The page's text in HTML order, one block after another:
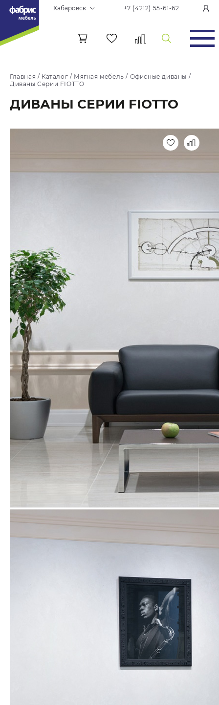
Хабаровск +7 (4212) 55-61-62
Главная / Каталог / Мягкая мебель / Офисные диваны /
Диваны Серии FIOTTO
ДИВАНЫ СЕРИИ FIOTTO